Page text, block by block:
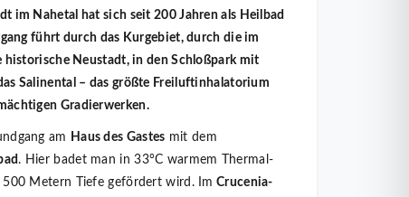
im Nahetal hat sich seit 200 Jahren als Heilbad
führt durch das Kurgebiet, durch die im
Neustadt, in den Schloßpark mit
Salinental – das größte Freiluftinhalatorium
Gradierwerken.
am Haus des Gastes mit dem
. Hier badet man in 33°C warmem Thermal-
500 Metern Tiefe gefördert wird. Im Crucenia-